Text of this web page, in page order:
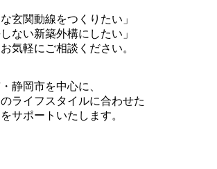
玄関動線をつくりたい」
ない新築外構にしたい」
気軽にご相談ください。
静岡市を中心に、
ライフスタイルに合わせた
サポートいたします。